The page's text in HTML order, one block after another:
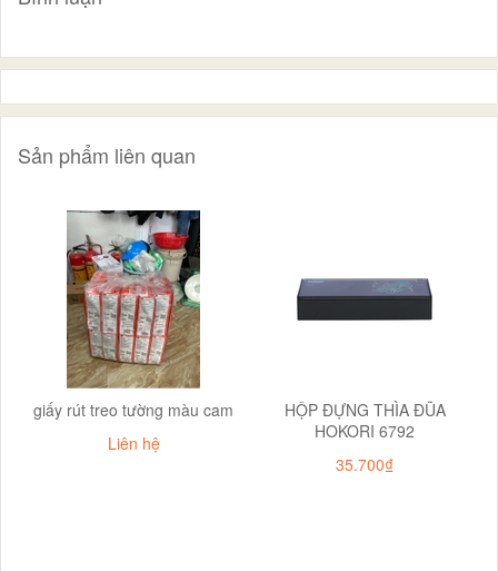
Sản phẩm liên quan
giấy rút treo tường màu cam
Liên hệ
HỘP ĐỰNG THÌA ĐŨA
HOKORI 6792
35.700₫